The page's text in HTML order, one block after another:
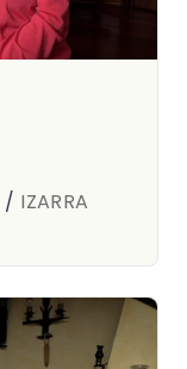
/ IZARRA